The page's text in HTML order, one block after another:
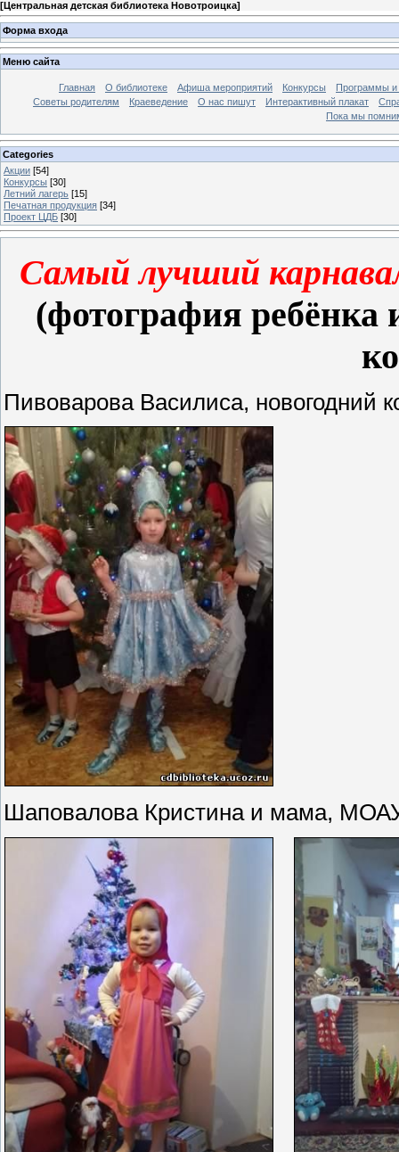
[Центральная детская библиотека Новотроицка]
Форма входа
Меню сайта
Главная О библиотеке Афиша мероприятий Конкурсы
Программы и
Советы родителям
Краеведение О нас пишут Интерактивный плакат
Пока мы
Categories
Акции [54]
Конкурсы [30]
Летний лагерь [15]
Печатная продукция [34]
Проект ЦДБ [30]
Самый лучший
(фотография ребёнка
Пивоварова Василиса, новогодний
Шаповалова Кристина и мама,